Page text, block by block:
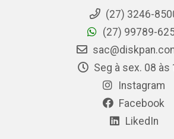
(27) 3246-
(27) 99789-
Seg à sex. 08 às
Instagram
Facebook
LikedIn